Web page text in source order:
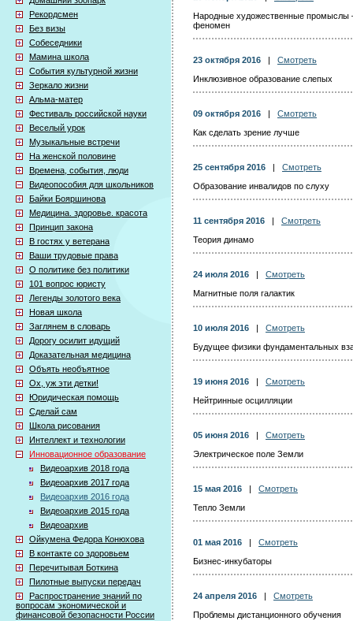
Рекордсмен
Без визы
Собеседники
Мамина школа
События культурной жизни
Зеркало жизни
Альма-матер
Фестиваль российской науки
Веселый урок
Музыкальные встречи
На женской половине
Времена, события, люди
Видеопособия для школьников
Байки Бояршинова
Медицина. здоровье. красота
Принцип закона
В гостях у ветерана
Ваши трудовые права
О политике без политики
101 вопрос юристу
Легенды золотого века
Новая школа
Заглянем в словарь
Дорогу осилит идущий
Доказательная медицина
Объять необъятное
Ох, уж эти детки!
Юридическая помощь
Сделай сам
Школа рисования
Интеллект и технологии
Инновационное образование
Видеоархив 2018 года
Видеоархив 2017 года
Видеоархив 2016 года
Видеоархив 2015 года
Видеоархив
Ойкумена Федора Конюхова
В контакте со здоровьем
Перечитывая Боткина
Пилотные выпуски передач
Распространение знаний по
вопросам экономической и
финансовой безопасности России
Народные художественные промыслы
феномен
23 октября 2016
Смотреть
Инклюзивное образование слепых
09 октября 2016
Смотреть
Как сделать зрение лучше
25 сентября 2016
Смотреть
Образование инвалидов по слуху
11 сентября 2016
Смотреть
Теория динамо
24 июля 2016
Смотреть
Магнитные поля галактик
10 июля 2016
Смотреть
Будущее физики фундаментальных
19 июня 2016
Смотреть
Нейтринные осцилляции
05 июня 2016
Смотреть
Электрическое поле Земли
15 мая 2016
Смотреть
Тепло Земли
01 мая 2016
Смотреть
Бизнес-инкубаторы
24 апреля 2016
Смотреть
Проблемы дистанционного обучения